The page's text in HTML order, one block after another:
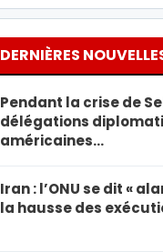
DERNIÈRES
Pendant la crise de
délégations
américaines…
Iran : l’ONU se dit «
la hausse des